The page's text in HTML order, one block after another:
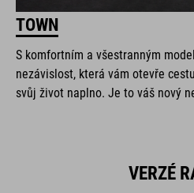
TOWN
S komfortním a všestranným
nezávislost, která vám otevře
svůj život naplno. Je to váš nový
VERZÉ